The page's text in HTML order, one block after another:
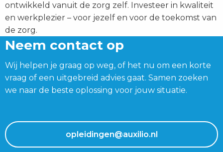
ontwikkeld vanuit de zorg zelf. Investeer in kwaliteit
en werkplezier – voor jezelf en voor de toekomst van
de zorg.
Neem contact op
Wij helpen je graag op weg, of het nu om een korte
vraag of een uitgebreid advies gaat. Samen zoeken
we naar de beste oplossing voor jouw situatie.
opleidingen@auxilio.nl